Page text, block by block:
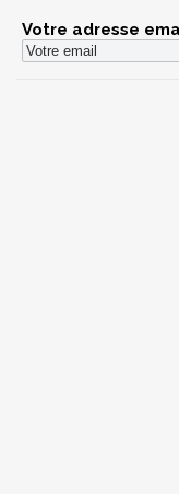
Votre adresse